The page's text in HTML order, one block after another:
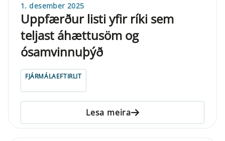
1. desember 2025
Uppfærður listi yfir ríki sem
teljast áhættusöm og
ósamvinnuþýð
FJÁRMÁLAEFTIRLIT
Lesa meira